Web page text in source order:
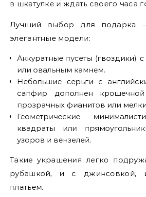
в шкатулке и ждать своего часа
Лучший выбор для подарка
элегантные модели:
Аккуратные пусеты (гвоздики)
или овальным камнем.
Небольшие серьги с
сапфир дополнен
прозрачных фианитов или
Геометрические
квадраты или
узоров и вензелей.
Такие украшения легко
рубашкой, и с джинсовкой,
платьем.